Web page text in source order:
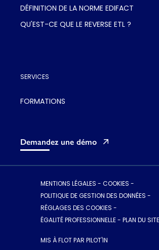
DÉFINITION DE LA NORME EDIFACT
QU'EST-CE QUE LE REVERSE ETL ?
SERVICES
FORMATIONS
Demandez une démo
MENTIONS LÉGALES - COOKIES -
POLITIQUE DE GESTION DES DONNÉES -
RÉGLAGES DES COOKIES -
ÉGALITÉ PROFESSIONNELLE - PLAN DU SITE
MIS À FLOT PAR PILOT'IN